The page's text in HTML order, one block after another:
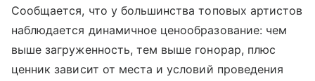
Сообщается, что у большинства топовых артистов
наблюдается динамичное ценообразование: чем
выше загруженность, тем выше гонорар, плюс
ценник зависит от места и условий проведения